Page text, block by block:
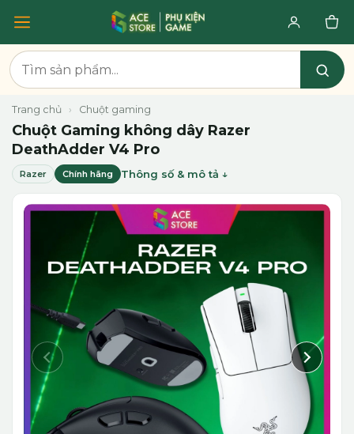
Trang chủ › Chuột gaming
Chuột Gaming không dây Razer
DeathAdder V4 Pro
Razer Chính hãng Thông số & mô tả